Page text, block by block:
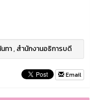
ทา,สำนักงานอธิการบดี
Email